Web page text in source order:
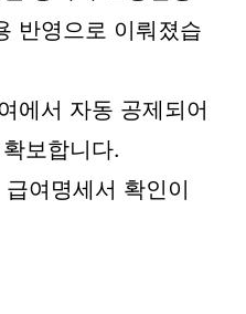
반영으로 이뤄졌습
에서 자동 공제되어
보합니다.
여명세서 확인이